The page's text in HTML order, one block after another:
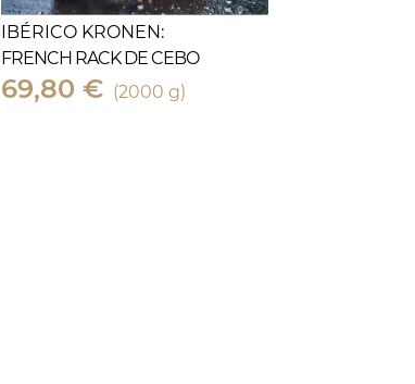
IBÉRICO KRONEN:
FRENCH RACK DE CEBO
69,80 € (2000 g)